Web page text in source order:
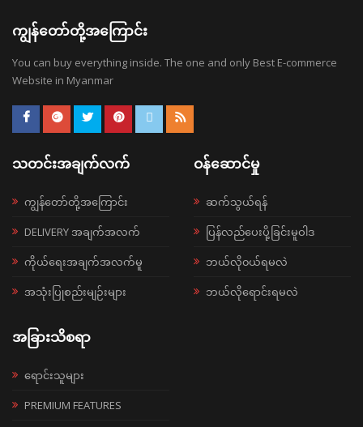
ကျွန်တော်တို့အကြောင်း
You can buy everything inside. The one and only Best E-commerce
Website in Myanmar
သတင်းအချက်လက်
ကျွန်တော်တို့အကြောင်း
DELIVERY အချက်အလက်
ကိုယ်ရေးအချက်အလက်မူ
အသုံးပြုစည်းမျဉ်းများ
ဝန်ဆောင်မှု
ဆက်သွယ်ရန်
ပြန်လည်ပေးပို့ခြင်းမူဝါဒ
ဘယ်လို၀ယ်ရမလဲ
ဘယ်လိုရောင်းရမလဲ
အခြားသိစရာ
ရောင်းသူများ
PREMIUM FEATURES